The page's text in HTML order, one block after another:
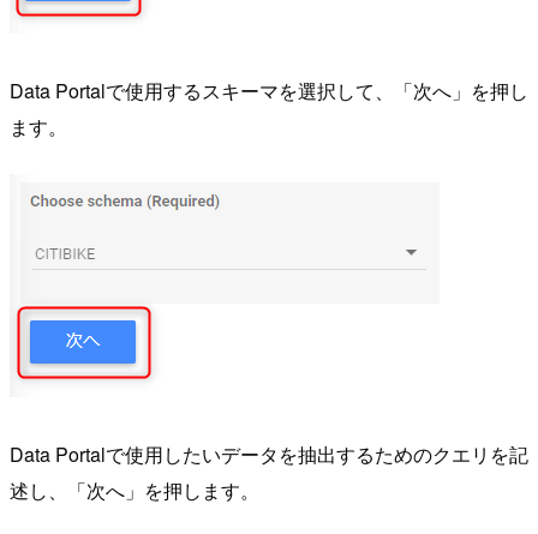
Data Portalで使用するスキーマを選択して、「次へ」を押し
ます。
Data Portalで使用したいデータを抽出するためのクエリを記
述し、「次へ」を押します。